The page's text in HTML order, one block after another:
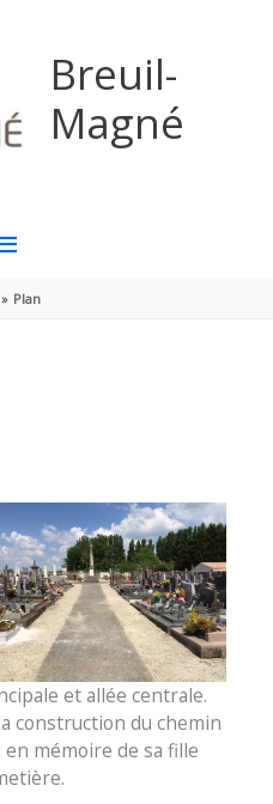
Breuil-
Magné
Plan
et allée centrale.
construction du chemin
mémoire de sa fille